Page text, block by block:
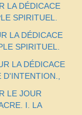
LA DÉDICACE
SPIRITUEL.
LA DÉDICACE
SPIRITUEL.
LA DÉDICACE
D'INTENTION.,
LE JOUR
I. LA